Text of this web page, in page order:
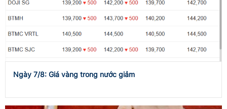
Ngày 7/8: Giá vàng trong nước giảm